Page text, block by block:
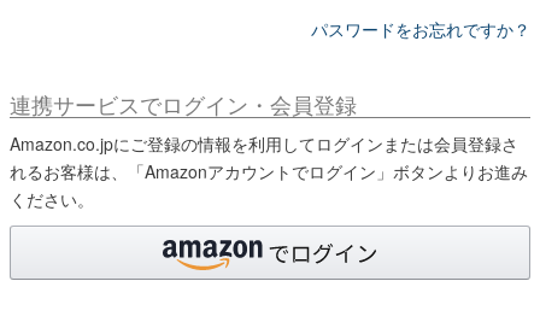
パスワードをお忘れですか？
連携サービスでログイン・会員登録
Amazon.co.jpにご登録の情報を利用してログインまたは会員登録さ
れるお客様は、「Amazonアカウントでログイン」ボタンよりお進み
ください。